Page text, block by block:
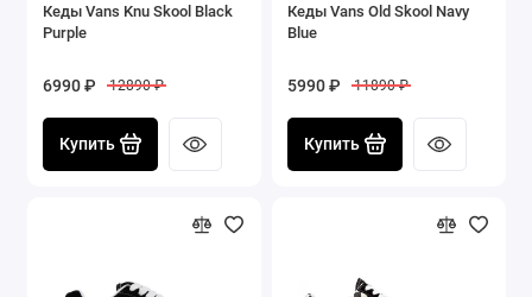
Кеды Vans Knu Skool Black
Purple
6990 ₽ 12890 ₽
Купить
Кеды Vans Old Skool Navy
Blue
5990 ₽ 11890 ₽
Купить